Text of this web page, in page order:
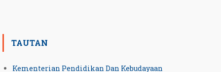
TAUTAN
Kementerian Pendidikan Dan Kebudayaan